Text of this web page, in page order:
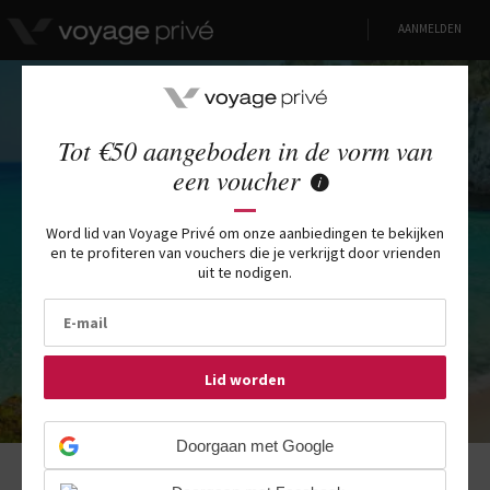
AANMELDEN
Lastminute Fuerteventura
LUXEVERBLIJVEN ONDERHANDELD DOOR VOYAGE PRIVÉ
Tot €50 aangeboden in de vorm van
een voucher
Word lid van Voyage Privé om onze aanbiedingen te bekijken
en te profiteren van vouchers die je verkrijgt door vrienden
uit te nodigen.
Lid worden
Doorgaan met Google